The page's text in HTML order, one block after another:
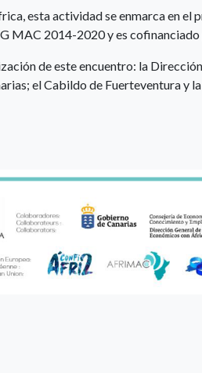
esta actividad se enmarca en el
MAC 2014-2020 y es cofinanciado
de este encuentro: la
el Cabildo de Fuerteventura y